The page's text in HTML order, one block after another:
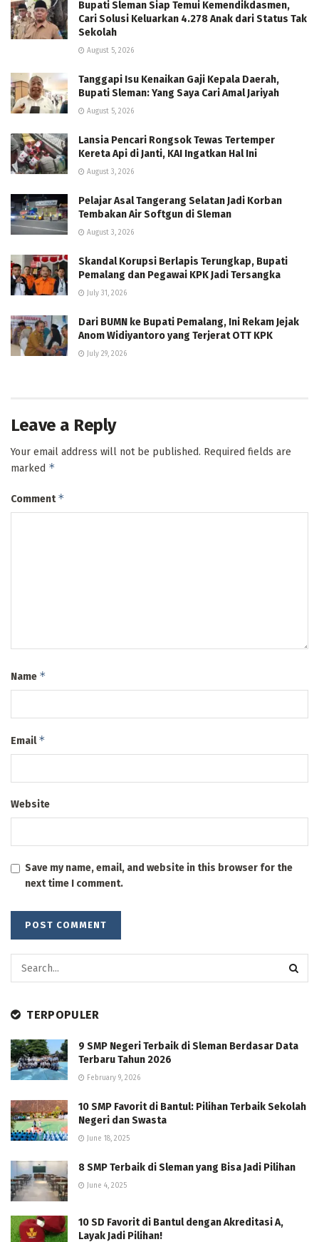
Bupati Sleman Siap Temui Kemendikdasmen,
Cari Solusi Keluarkan 4.278 Anak dari Status Tak
Sekolah
August 5, 2026
Tanggapi Isu Kenaikan Gaji Kepala Daerah,
Bupati Sleman: Yang Saya Cari Amal Jariyah
August 5, 2026
Lansia Pencari Rongsok Tewas Tertemper
Kereta Api di Janti, KAI Ingatkan Hal Ini
August 3, 2026
Pelajar Asal Tangerang Selatan Jadi Korban
Tembakan Air Softgun di Sleman
August 3, 2026
Skandal Korupsi Berlapis Terungkap, Bupati
Pemalang dan Pegawai KPK Jadi Tersangka
July 31, 2026
Dari BUMN ke Bupati Pemalang, Ini Rekam Jejak
Anom Widiyantoro yang Terjerat OTT KPK
July 29, 2026
Leave a Reply
Your email address will not be published. Required fields are
marked *
Comment*
Name *
Email*
Website
Save my name, email, and website in this browser for the
next time I comment.
TERPOPULER
9 SMP Negeri Terbaik di Sleman Berdasar Data
Terbaru Tahun 2026
February 9, 2026
10 SMP Favorit di Bantul: Pilihan Terbaik Sekolah
Negeri dan Swasta
June 18, 2025
8 SMP Terbaik di Sleman yang Bisa Jadi Pilihan
June 4, 2025
10 SD Favorit di Bantul dengan Akreditasi A,
Layak Jadi Pilihan!